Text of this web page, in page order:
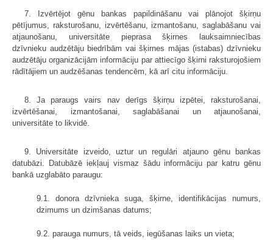
7. Izvērtējot gēnu bankas papildināšanu vai plānojot šķirņu
pētījumus, raksturošanu, izvērtēšanu, izmantošanu, saglabāšanu vai
atjaunošanu, universitāte pieprasa šķirnes lauksaimniecības
dzīvnieku audzētāju biedrībām vai šķirnes mājas (istabas) dzīvnieku
audzētāju organizācijām informāciju par attiecīgo šķirni raksturojošiem
rādītājiem un audzēšanas tendencēm, kā arī citu informāciju.
8. Ja paraugs vairs nav derīgs šķirņu izpētei, raksturošanai,
izvērtēšanai, izmantošanai, saglabāšanai un atjaunošanai,
universitāte to likvidē.
9. Universitāte izveido, uztur un regulāri atjauno gēnu bankas
datubāzi. Datubāzē iekļauj vismaz šādu informāciju par katru gēnu
bankā uzglabāto paraugu:
9.1. donora dzīvnieka suga, šķirne, identifikācijas numurs,
dzimums un dzimšanas datums;
9.2. parauga numurs, tā veids, iegūšanas laiks un vieta;